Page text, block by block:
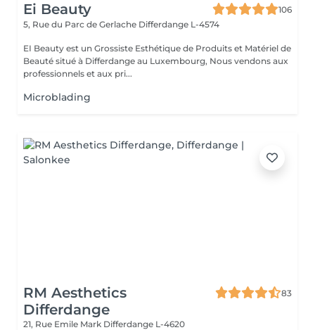
Ei Beauty
106
5, Rue du Parc de Gerlache Differdange L-4574
EI Beauty est un Grossiste Esthétique de Produits et Matériel de
Beauté situé à Differdange au Luxembourg, Nous vendons aux
professionnels et aux pri...
Microblading
RM Aesthetics
Differdange
83
21, Rue Emile Mark Differdange L-4620